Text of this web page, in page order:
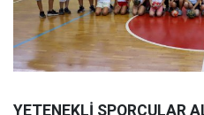
YETENEKLİ SPORCULAR